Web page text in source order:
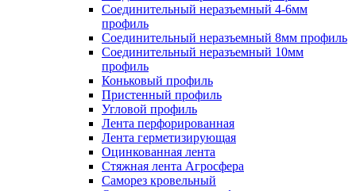
Соединительный неразъемный 4-6мм
профиль
Соединительный неразъемный 8мм профиль
Соединительный неразъемный 10мм
профиль
Коньковый профиль
Пристенный профиль
Угловой профиль
Лента перфорированная
Лента герметизирующая
Оцинкованная лента
Стяжная лента Агросфера
Саморез кровельный